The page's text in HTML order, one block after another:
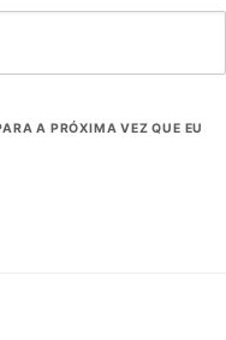
A PRÓXIMA VEZ QUE EU